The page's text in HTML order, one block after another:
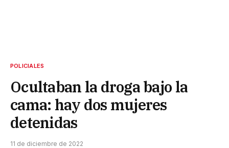
POLICIALES
Ocultaban la droga bajo la
cama: hay dos mujeres
detenidas
11 de diciembre de 2022